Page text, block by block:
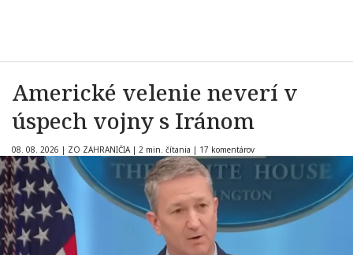
Americké velenie neverí v
úspech vojny s Iránom
08. 08. 2026 | ZO ZAHRANIČIA | 2 min. čítania | 17 komentárov